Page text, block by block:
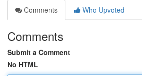
Comments
Who Upvoted
Comments
Submit a Comment
No HTML